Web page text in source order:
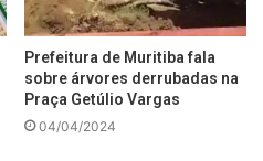
Prefeitura de Muritiba fala
sobre árvores derrubadas na
Praça Getúlio Vargas
04/04/2024